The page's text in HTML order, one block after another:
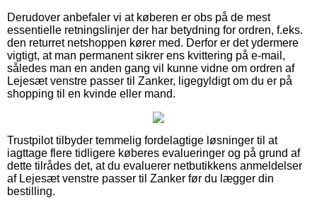
Derudover anbefaler vi at køberen er obs på de mest
essentielle retningslinjer der har betydning for ordren, f.eks.
den returret netshoppen kører med. Derfor er det ydermere
vigtigt, at man permanent sikrer ens kvittering på e-mail,
således man en anden gang vil kunne vidne om ordren af
Lejesæt venstre passer til Zanker, ligegyldigt om du er på
shopping til en kvinde eller mand.
Trustpilot tilbyder temmelig fordelagtige løsninger til at
iagttage flere tidligere køberes evalueringer og på grund af
dette tilrådes det, at du evaluerer netbutikkens anmeldelser
af Lejesæt venstre passer til Zanker før du lægger din
bestilling.